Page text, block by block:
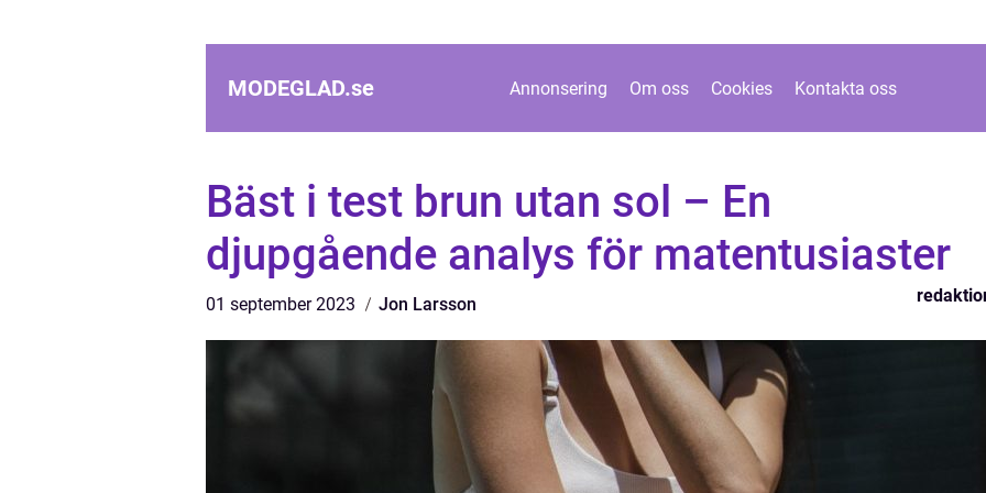
MODEGLAD.se Annonsering Om oss Cookies Kontakta oss
Bäst i test brun utan sol – En
djupgående analys för matentusiaster
01 september 2023 Jon Larsson